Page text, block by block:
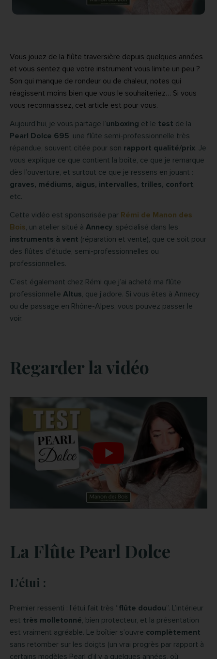
Vous jouez de la flûte traversière depuis quelques années
et vous sentez que votre instrument vous limite un peu ?
Son qui manque de rondeur ou de chaleur, notes qui
réagissent moins bien que vous le souhaiteriez… Si vous
vous reconnaissez, cet article est pour vous.
Aujourd’hui, je vous partage l’unboxing et le test de la
Pearl Dolce 695, une flûte semi-professionnelle très
répandue, souvent citée pour son rapport qualité/prix. Je
vous explique ce que contient la boîte, ce que je remarque
dès l’ouverture, et surtout ce que je ressens en jouant :
graves, médiums, aigus, intervalles, trilles, confort,
etc.
Cette vidéo est sponsorisée par Rémi de Manon des
Bois, un atelier situé à Annecy, spécialisé dans les
instruments à vent (réparation et vente), que ce soit pour
des flûtes d’étude, semi-professionnelles ou
professionnelles.
C’est également chez Rémi que j’ai acheté ma flûte
professionnelle Altus, que j’adore. Si vous êtes à Annecy
ou de passage en Rhône-Alpes, vous pouvez passer le
voir.
Regarder la vidéo
La Flûte Pearl Dolce
L’étui :
Premier ressenti : l’étui fait très “flûte doudou”. L’intérieur
est très molletonné, bien protecteur, et la présentation
est vraiment agréable. Le boîtier s’ouvre complètement
sans retomber sur les doigts (un vrai progrès par rapport à
certains modèles Pearl d’il y a quelques années, où